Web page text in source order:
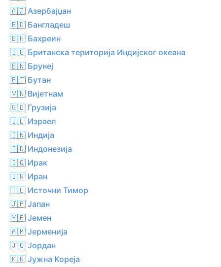
🇦🇿 Азербајџан
🇧🇩 Бангладеш
🇧🇭 Бахреин
🇮🇴 Британска територија Индијског океана
🇧🇳 Брунеј
🇧🇹 Бутан
🇻🇳 Вијетнам
🇬🇪 Грузија
🇮🇱 Израел
🇮🇳 Индија
🇮🇩 Индонезија
🇮🇶 Ирак
🇮🇷 Иран
🇹🇱 Источни Тимор
🇯🇵 Јапан
🇾🇪 Јемен
🇦🇲 Јерменија
🇯🇴 Јордан
🇰🇷 Јужна Кореја